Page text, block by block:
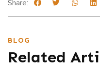
Share:
BLOG
Related